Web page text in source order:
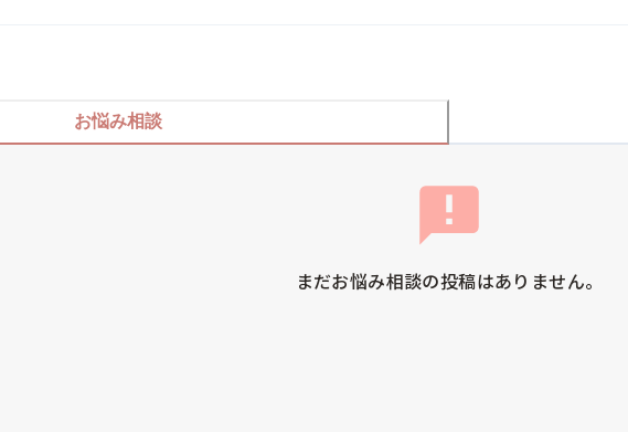
お悩み相談
まだお悩み相談の投稿はありません。